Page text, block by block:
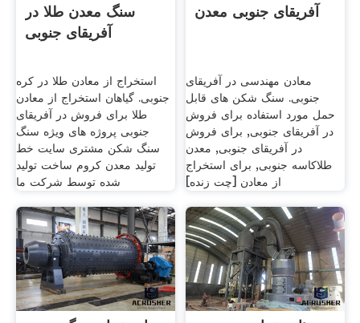
سنگ معدن طلا در
آفریقای جنوبی
استخراج از معادن طلا در کره
جنوبی. گیاهان استخراج از معادن
طلا برای فروش در آفریقای
جنوبی پروژه های ویژه سنگ
سنگ شکن مشتری سایت خط
تولید معدن کروم ساخت تولید
شده توسط شرکت ما
آفریقای جنوبی معدن
معادن مهندسی در آفریقای
جنوبی. سنگ شکن های قابل
حمل مورد استفاده برای فروش
در آفریقای جنوبی, برای فروش
در آفریقای جنوبی, معدن
طلاکاسه جنوبی, برای استخراج
از معادن [چت زنده]